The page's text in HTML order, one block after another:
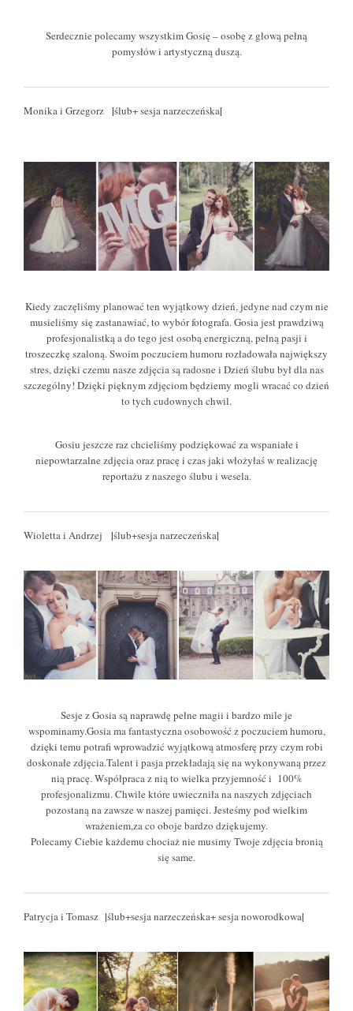
Serdecznie polecamy wszystkim Gosię – osobę z głową pełną
pomysłów i artystyczną duszą.
Monika i Grzegorz |ślub+ sesja narzeczeńska|
Kiedy zaczęliśmy planować ten wyjątkowy dzień, jedyne nad czym nie
musieliśmy się zastanawiać, to wybór fotografa. Gosia jest prawdziwą
profesjonalistką a do tego jest osobą energiczną, pełną pasji i
troszeczkę szaloną. Swoim poczuciem humoru rozładowała największy
stres, dzięki czemu nasze zdjęcia są radosne i Dzień ślubu był dla nas
szczególny! Dzięki pięknym zdjęciom będziemy mogli wracać co dzień
to tych cudownych chwil.
Gosiu jeszcze raz chcieliśmy podziękować za wspaniałe i
niepowtarzalne zdjęcia oraz pracę i czas jaki włożyłaś w realizację
reportażu z naszego ślubu i wesela.
Wioletta i Andrzej |ślub+sesja narzeczeńska|
Sesje z Gosia są naprawdę pełne magii i bardzo mile je
wspominamy.Gosia ma fantastyczna osobowość z poczuciem humoru,
dzięki temu potrafi wprowadzić wyjątkową atmosferę przy czym robi
doskonałe zdjęcia.Talent i pasja przekładają się na wykonywaną przez
nią pracę. Współpraca z nią to wielka przyjemność i 100%
profesjonalizmu. Chwile które uwieczniła na naszych zdjęciach
pozostaną na zawsze w naszej pamięci. Jesteśmy pod wielkim
wrażeniem,za co oboje bardzo dziękujemy.
Polecamy Ciebie każdemu chociaż nie musimy Twoje zdjęcia bronią
się same.
Patrycja i Tomasz |ślub+sesja narzeczeńska+ sesja noworodkowa|